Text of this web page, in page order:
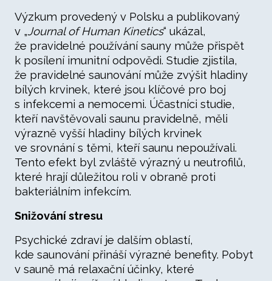
Výzkum provedený v Polsku a publikovaný
v „Journal of Human Kinetics“ ukázal,
že pravidelné používání sauny může přispět
k posílení imunitní odpovědi. Studie zjistila,
že pravidelné saunování může zvýšit hladiny
bílých krvinek, které jsou klíčové pro boj
s infekcemi a nemocemi. Účastníci studie,
kteří navštěvovali saunu pravidelně, měli
výrazně vyšší hladiny bílých krvinek
ve srovnání s těmi, kteří saunu nepoužívali.
Tento efekt byl zvláště výrazný u neutrofilů,
které hrají důležitou roli v obraně proti
bakteriálním infekcím.
Snižování stresu
Psychické zdraví je dalším oblastí,
kde saunování přináší výrazné benefity. Pobyt
v sauně má relaxační účinky, které